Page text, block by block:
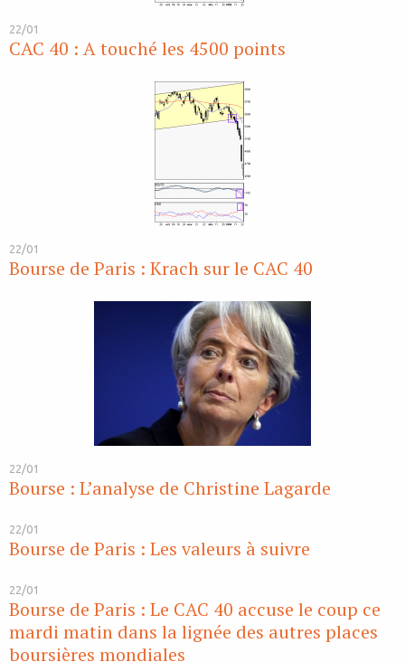
22/01
CAC 40 : A touché les 4500 points
22/01
Bourse de Paris : Krach sur le CAC 40
22/01
Bourse : L’analyse de Christine Lagarde
22/01
Bourse de Paris : Les valeurs à suivre
22/01
Bourse de Paris : Le CAC 40 accuse le coup ce
mardi matin dans la lignée des autres places
boursières mondiales